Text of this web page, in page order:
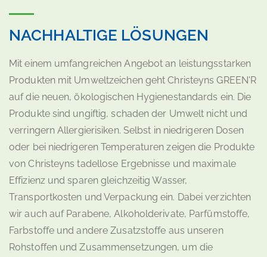
NACHHALTIGE LÖSUNGEN
Mit einem umfangreichen Angebot an leistungsstarken
Produkten mit Umweltzeichen geht Christeyns GREEN'R
auf die neuen, ökologischen Hygienestandards ein. Die
Produkte sind ungiftig, schaden der Umwelt nicht und
verringern Allergierisiken. Selbst in niedrigeren Dosen
oder bei niedrigeren Temperaturen zeigen die Produkte
von Christeyns tadellose Ergebnisse und maximale
Effizienz und sparen gleichzeitig Wasser,
Transportkosten und Verpackung ein. Dabei verzichten
wir auch auf Parabene, Alkoholderivate, Parfümstoffe,
Farbstoffe und andere Zusatzstoffe aus unseren
Rohstoffen und Zusammensetzungen, um die